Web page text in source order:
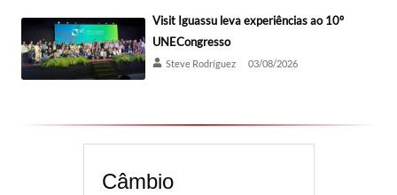
Visit Iguassu leva experiências ao 10º
UNECongresso
Steve Rodríguez 03/08/2026
Câmbio